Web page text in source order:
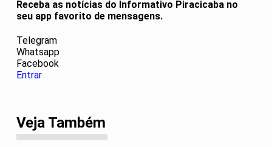
Receba as notícias do Informativo Piracicaba no
seu app favorito de mensagens.
Telegram
Whatsapp
Facebook
Entrar
Veja Também